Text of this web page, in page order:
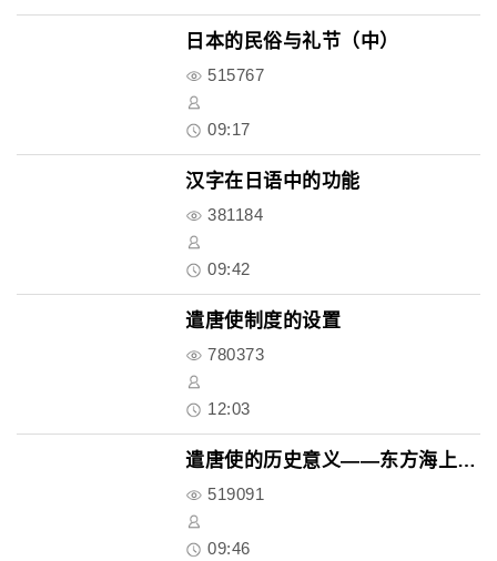
日本的民俗与礼节（中）
515767
09:17
汉字在日语中的功能
381184
09:42
遣唐使制度的设置
780373
12:03
遣唐使的历史意义——东方海上丝..
519091
09:46